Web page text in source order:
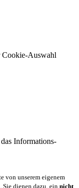
Cookie-Auswahl
Informations-
von unserem eigenem
dienen dazu, ein nicht